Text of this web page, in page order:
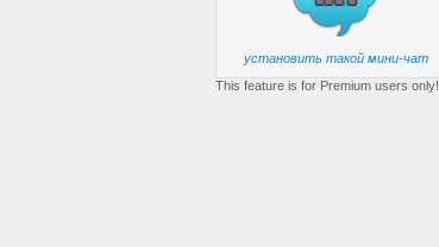
установить такой мини-чат
This feature is for Premium users only!